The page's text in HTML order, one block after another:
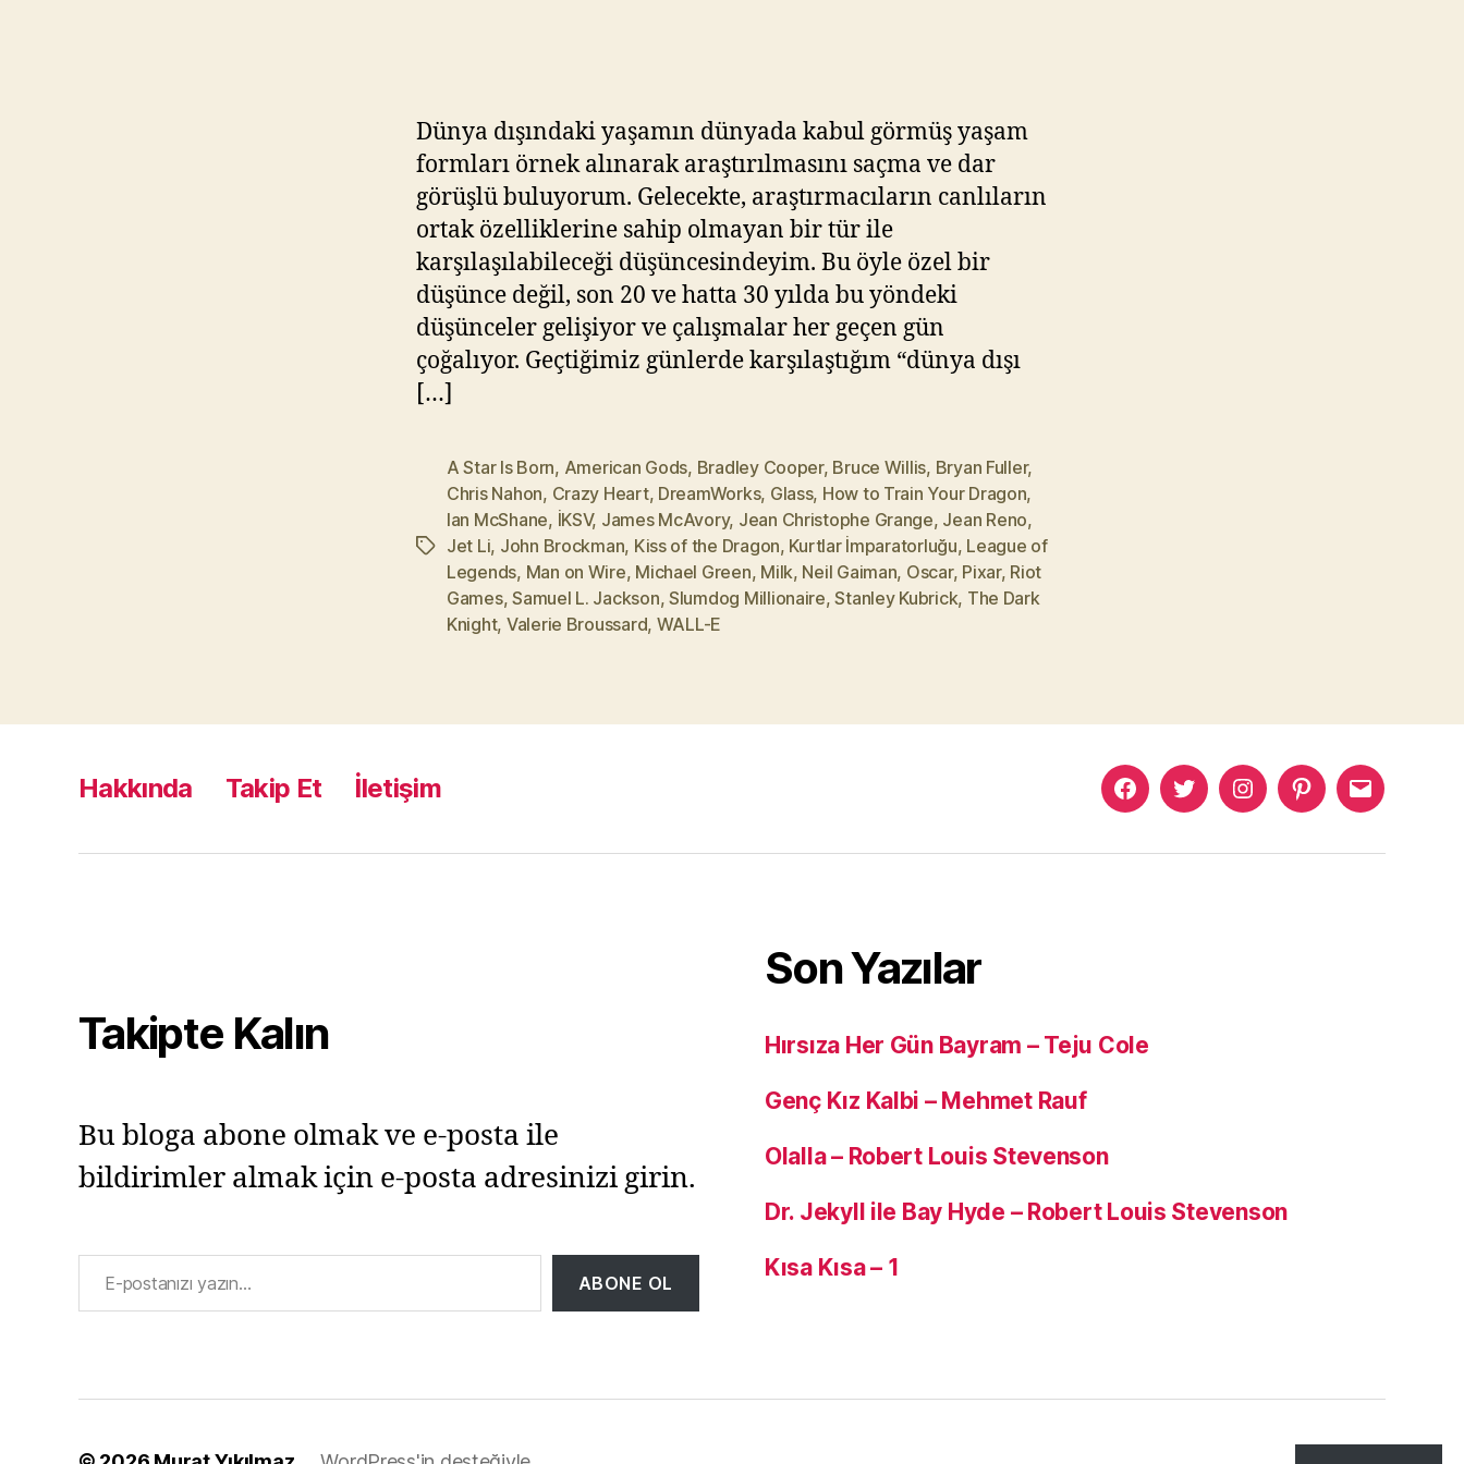
z
Dünya dışındaki yaşamın dünyada kabul görmüş yaşam
formları örnek alınarak araştırılmasını saçma ve dar
görüşlü buluyorum. Gelecekte, araştırmacıların canlıların
ortak özelliklerine sahip olmayan bir tür ile
karşılaşılabileceği düşüncesindeyim. Bu öyle özel bir
düşünce değil, son 20 ve hatta 30 yılda bu yöndeki
düşünceler gelişiyor ve çalışmalar her geçen gün
çoğalıyor. Geçtiğimiz günlerde karşılaştığım “dünya dışı
[…]
Etiketler
A Star Is Born, American Gods, Bradley Cooper, Bruce Willis, Bryan Fuller,
Chris Nahon, Crazy Heart, DreamWorks, Glass, How to Train Your Dragon,
Ian McShane, İKSV, James McAvory, Jean Christophe Grange, Jean Reno,
Jet Li, John Brockman, Kiss of the Dragon, Kurtlar İmparatorluğu, League of
Legends, Man on Wire, Michael Green, Milk, Neil Gaiman, Oscar, Pixar, Riot
Games,Samuel L. Jackson,Slumdog Millionaire,Stanley Kubrick, The Dark
Knight, Valerie Broussard, WALL-E
Hakkında Takip Et İletişim
Murat
Facebook
Murat
Twitter
Murat
Instagram
PinterestMurat
Mail
Takipte Kalın
Bu bloga abone olmak ve e-posta ile
bildirimler almak için e-posta adresinizi girin.
E-postanızı yazın…
ABONE OL
Son Yazılar
Hırsıza Her Gün Bayram – Teju Cole
Genç Kız Kalbi – Mehmet Rauf
Olalla – Robert Louis Stevenson
Dr. Jekyll ile Bay Hyde – Robert Louis Stevenson
Kısa Kısa – 1